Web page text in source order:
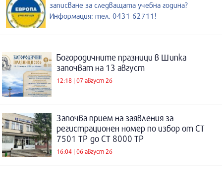
записване за следващата учебна година?
Информация: тел. 0431 62711!
Богородичните празници в Шипка
започват на 13 август
12:18 | 07 август 26
Започва прием на заявления за
регистрационен номер по избор от СТ
7501 ТР до СТ 8000 ТР
16:04 | 06 август 26